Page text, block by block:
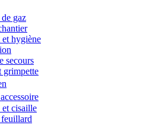
gaz
hygiène
secours
grimpette
et cisaille